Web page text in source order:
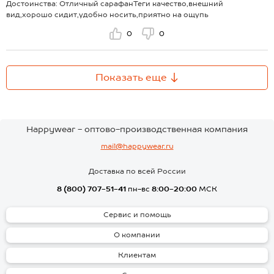
Достоинства: Отличный сарафанТеги качество,внешний
вид,хорошо сидит,удобно носить,приятно на ощупь
0 0
Показать еще
Happywear - оптово-производственная компания
mail@happywear.ru
Доставка по всей России
8 (800) 707-51-41 пн-вс 8:00-20:00 МСК
Сервис и помощь
О компании
Клиентам